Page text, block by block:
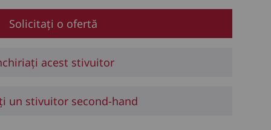
Solicitați o ofertă
acest stivuitor
un stivuitor second-hand